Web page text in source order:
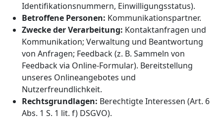
Identifikationsnummern, Einwilligungsstatus).
Betroffene Personen: Kommunikationspartner.
Zwecke der Verarbeitung: Kontaktanfragen und
Kommunikation; Verwaltung und Beantwortung
von Anfragen; Feedback (z. B. Sammeln von
Feedback via Online-Formular). Bereitstellung
unseres Onlineangebotes und
Nutzerfreundlichkeit.
Rechtsgrundlagen: Berechtigte Interessen (Art. 6
Abs. 1 S. 1 lit. f) DSGVO).